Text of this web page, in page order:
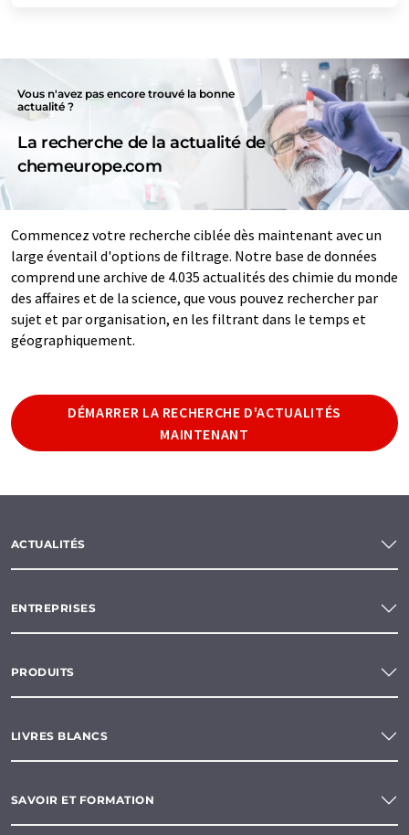
Vous n'avez pas encore trouvé la bonne
actualité ?
La recherche de la actualité de
chemeurope.com
Commencez votre recherche ciblée dès maintenant avec un
large éventail d'options de filtrage. Notre base de données
comprend une archive de 4.035 actualités des chimie du monde
des affaires et de la science, que vous pouvez rechercher par
sujet et par organisation, en les filtrant dans le temps et
géographiquement.
DÉMARRER LA RECHERCHE D'ACTUALITÉS
MAINTENANT
ACTUALITÉS
ENTREPRISES
PRODUITS
LIVRES BLANCS
SAVOIR ET FORMATION